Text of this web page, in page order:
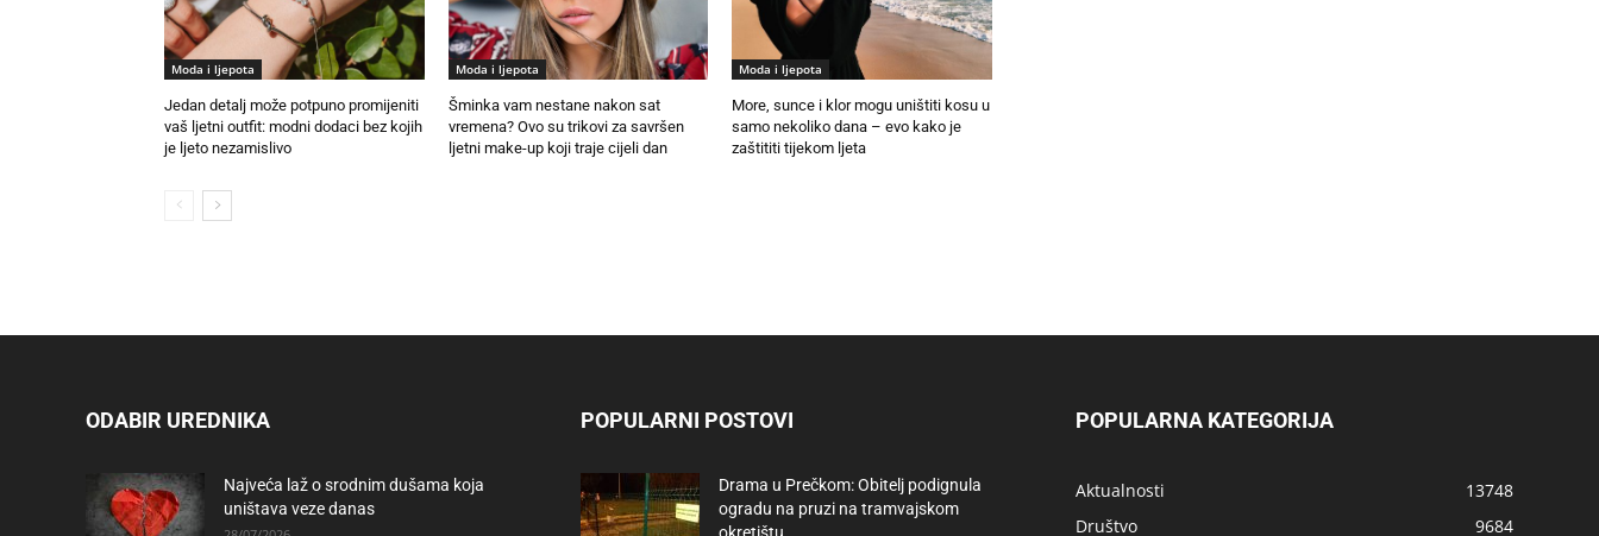
Moda i ljepota
Jedan detalj može potpuno promijeniti
vaš ljetni outfit: modni dodaci bez kojih
je ljeto nezamislivo
Moda i ljepota
Šminka vam nestane nakon sat
vremena? Ovo su trikovi za savršen
ljetni make-up koji traje cijeli dan
Moda i ljepota
More, sunce i klor mogu uništiti kosu u
samo nekoliko dana – evo kako je
zaštititi tijekom ljeta
ODABIR UREDNIKA
Najveća laž o srodnim dušama koja
uništava veze danas
POPULARNI POSTOVI
Drama u Prečkom: Obitelj podignula
ogradu na pruzi na tramvajskom
POPULARNA KATEGORIJA
Aktualnosti
13748
Društvo
9684